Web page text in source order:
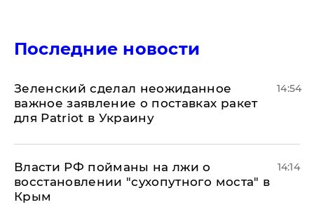
Последние новости
Зеленский сделал неожиданное
важное заявление о поставках ракет
для Patriot в Украину
14:54
Власти РФ пойманы на лжи о
восстановлении "сухопутного моста" в
Крым
14:14